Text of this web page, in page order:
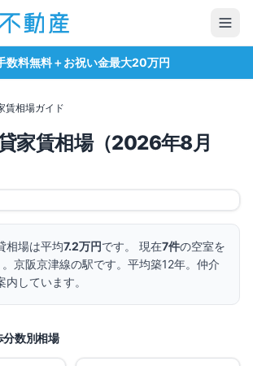
数料無料＋お祝い金最大20万円
賃相場ガイド
家賃相場（2026年8月
相場は平均7.2万円です。 現在7件の空室を
京阪京津線の駅です。 平均築12年。 仲介
しています。
分数別相場